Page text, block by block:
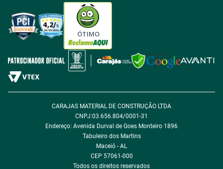
Política de Privacidade
Política de Cookie
Política de Desconto
Fale com encarregado de dados
ÓTIMO
CARAJAS MATERIAL DE CONSTRUÇÃO LTDA
CNPJ:03.656.804/0001-31
Endereço: Avenida Durval de Goes Monteiro 1896
Tabuleiro dos Martins
Maceió - AL
CEP 57061-000
Todos os direitos reservados